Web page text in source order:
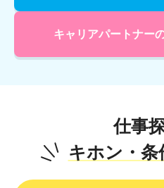
キャリアパートナー
仕事
キホン・